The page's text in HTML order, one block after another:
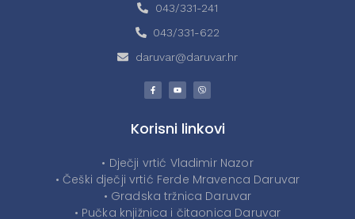
043/331-241
043/331-622
daruvar@daruvar.hr
Korisni linkovi
• Dječji vrtić Vladimir Nazor
• Češki dječji vrtić Ferde Mravenca Daruvar
• Gradska tržnica Daruvar
• Pučka knjižnica i čitaonica Daruvar